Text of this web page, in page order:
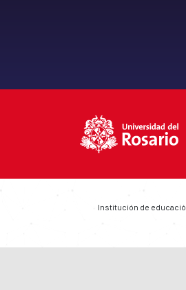
Institución de